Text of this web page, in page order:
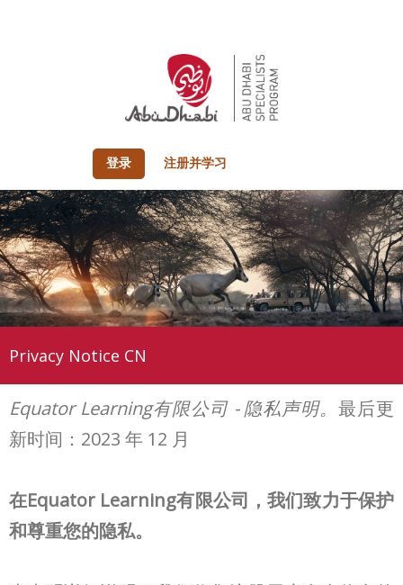
登录 注册并学习
Privacy Notice CN
Equator Learning有限公司 - 隐私声明。最后更
新时间：2023 年 12 月
在Equator Learning有限公司，我们致力于保护
和尊重您的隐私。